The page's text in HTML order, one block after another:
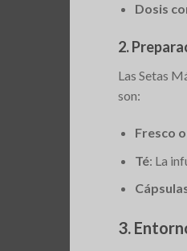
Dosis
2.
Las Setas
son:
Fresco
Té: La
3.